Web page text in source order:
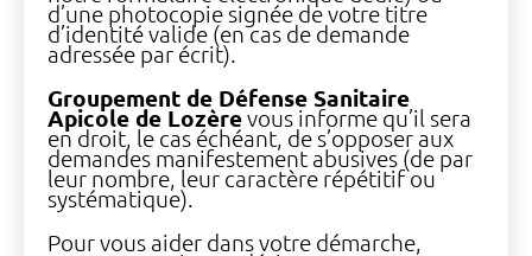
d’une photocopie signée de votre titre
d’identité valide (en cas de demande
adressée par écrit).
Groupement de Défense Sanitaire
Apicole de Lozèrevous informe qu’il sera
en droit, le cas échéant, de s’opposer aux
demandes manifestement abusives (de par
leur nombre, leur caractère répétitif ou
systématique).
Pour vous aider dans votre démarche,